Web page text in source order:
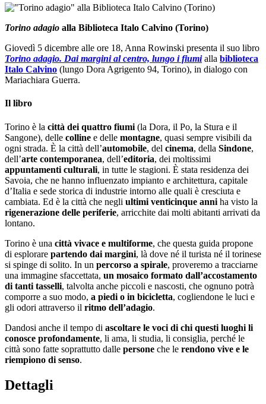
Torino adagio alla Biblioteca Italo Calvino (Torino)
Giovedì 5 dicembre alle ore 18, Anna Rowinski presenta il suo libro
Torino adagio. Dai margini al centro, lungo i fiumialla biblioteca
Italo Calvino (lungo Dora Agrigento 94, Torino), in dialogo con
Mariachiara Guerra.
Il libro
Torino è la città dei quattro fiumi (la Dora, il Po, la Stura e il
Sangone), delle colline e delle montagne, quasi sempre visibili da
ogni strada. È la città dell’automobile, del cinema, della Sindone,
dell’arte contemporanea, dell’editoria, dei moltissimi
appuntamenti culturali, in tutte le stagioni. È stata residenza dei
Savoia, che ne hanno influenzato impianto e architettura, capitale
d’Italia e sede storica di industrie intorno alle quali è cresciuta e
cambiata. Ed è la città che negli ultimi venticinque anni ha visto la
rigenerazione delle periferie, arricchite dai molti abitanti arrivati da
lontano.
Torino è una città vivace e multiforme, che questa guida propone
di esplorare partendo dai margini, là dove né il turista né il torinese
si spinge di solito. In un percorso a spirale, proveremo a tracciarne
una immagine sfaccettata, un mosaico formato dall’accostamento
di tanti tasselli, talvolta anche piccoli e nascosti, che ognuno potrà
comporre a suo modo, a piedi o in bicicletta, cogliendone le luci e
gli odori attraverso il ritmo dell’adagio.
Dandosi anche il tempo di ascoltare le voci di chi questi luoghi li
conosce profondamente, li ama, li studia, li consiglia, perché le
città sono fatte soprattutto dalle persone che le rendono vive e le
riempiono di senso.
Dettagli